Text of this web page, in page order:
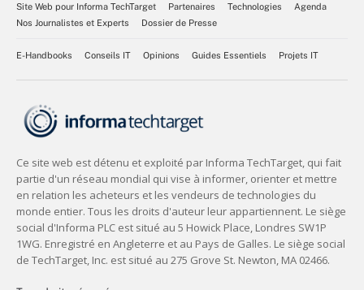
Site Web pour Informa TechTarget Partenaires Technologies
Agenda
Nos Journalistes et Experts
Dossier de Presse
E-Handbooks Conseils IT Opinions Guides Essentiels Projets IT